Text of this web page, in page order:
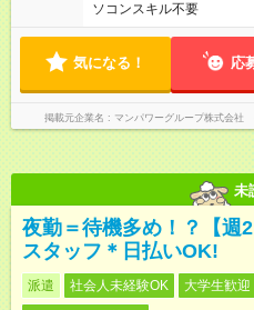
ソコンスキル不要
気になる！ 応
掲載元企業名 マンパワーグループ株式会社
未
夜勤＝待機多め！？【週
スタッフ＊日払いOK!
派遣 社会人未経験OK 大学生歓迎